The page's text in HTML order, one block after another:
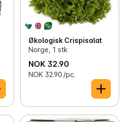
Økologisk Crispisalat
Norge, 1 stk
NOK 32.90
NOK 32.90 /pc.